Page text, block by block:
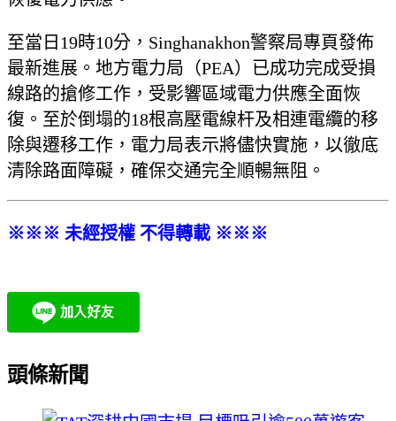
至當日19時10分，Singhanakhon警察局專頁發佈
最新進展。地方電力局（PEA）已成功完成受損
線路的搶修工作，受影響區域電力供應全面恢
復。至於倒塌的18根高壓電線杆及相連電纜的移
除與遷移工作，電力局表示將儘快實施，以徹底
清除路面障礙，確保交通完全順暢無阻。
※※※ 未經授權 不得轉載 ※※※
頭條新聞